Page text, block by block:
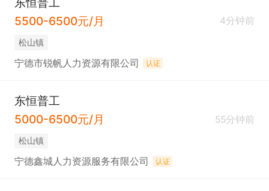
5500-6500元/月
4分钟前
松山镇
宁德市锐帆人力资源有限公司 认证
东恒普工
5000-6500元/月
55分钟前
松山镇
宁德鑫城人力资源服务有限公司 认证